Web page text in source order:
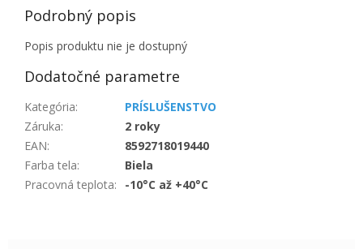
Podrobný popis
Popis produktu nie je dostupný
Dodatočné parametre
Kategória:
PRÍSLUŠENSTVO
Záruka:
2 roky
EAN:
8592718019440
Farba tela:
Biela
Pracovná teplota: -10°C až +40°C